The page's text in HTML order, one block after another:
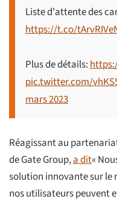
Liste d'attente des
https://t.co/
Plus de détails:
pic.twitter.com/
mars 2023
Réagissant au
de Gate Group,a dit«
solution innovante sur le
nos utilisateurs peuvent